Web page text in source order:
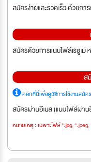
สมัครง่ายและรวดเร็ว ด้วยก
สมัครด้วยการแนบไฟล์เรซูเม่
ส
คลิกที่นี่เพื่อดูวิธีการใช้งานสมัค
สมัครผ่านอีเมล (แนบไฟล์ผ่าน
หมายเหตุ : เฉพาะไฟล์ *.jpg,